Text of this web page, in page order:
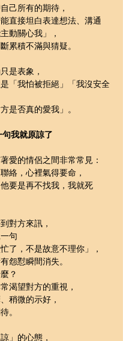
己所有的期待，
直接坦白表達想法、溝通
動關心我」，
累積不滿與猜疑。
是表象，
「我怕被拒絕」「我沒安全
是否真的愛我」。
我就原諒了
愛的情侶之間非常常見：
絡，心裡氣得要命，
要是再不找我，我就死
對方來訊，
句
了，不是故意不理你」，
怨懟瞬間消失。
？
渴望對方的重視，
稍微的示好，
。
」的心態，